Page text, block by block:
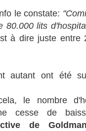
le constate:
80.000 lits
à dire juste entre
autant ont été
le nombre
cesse de
de